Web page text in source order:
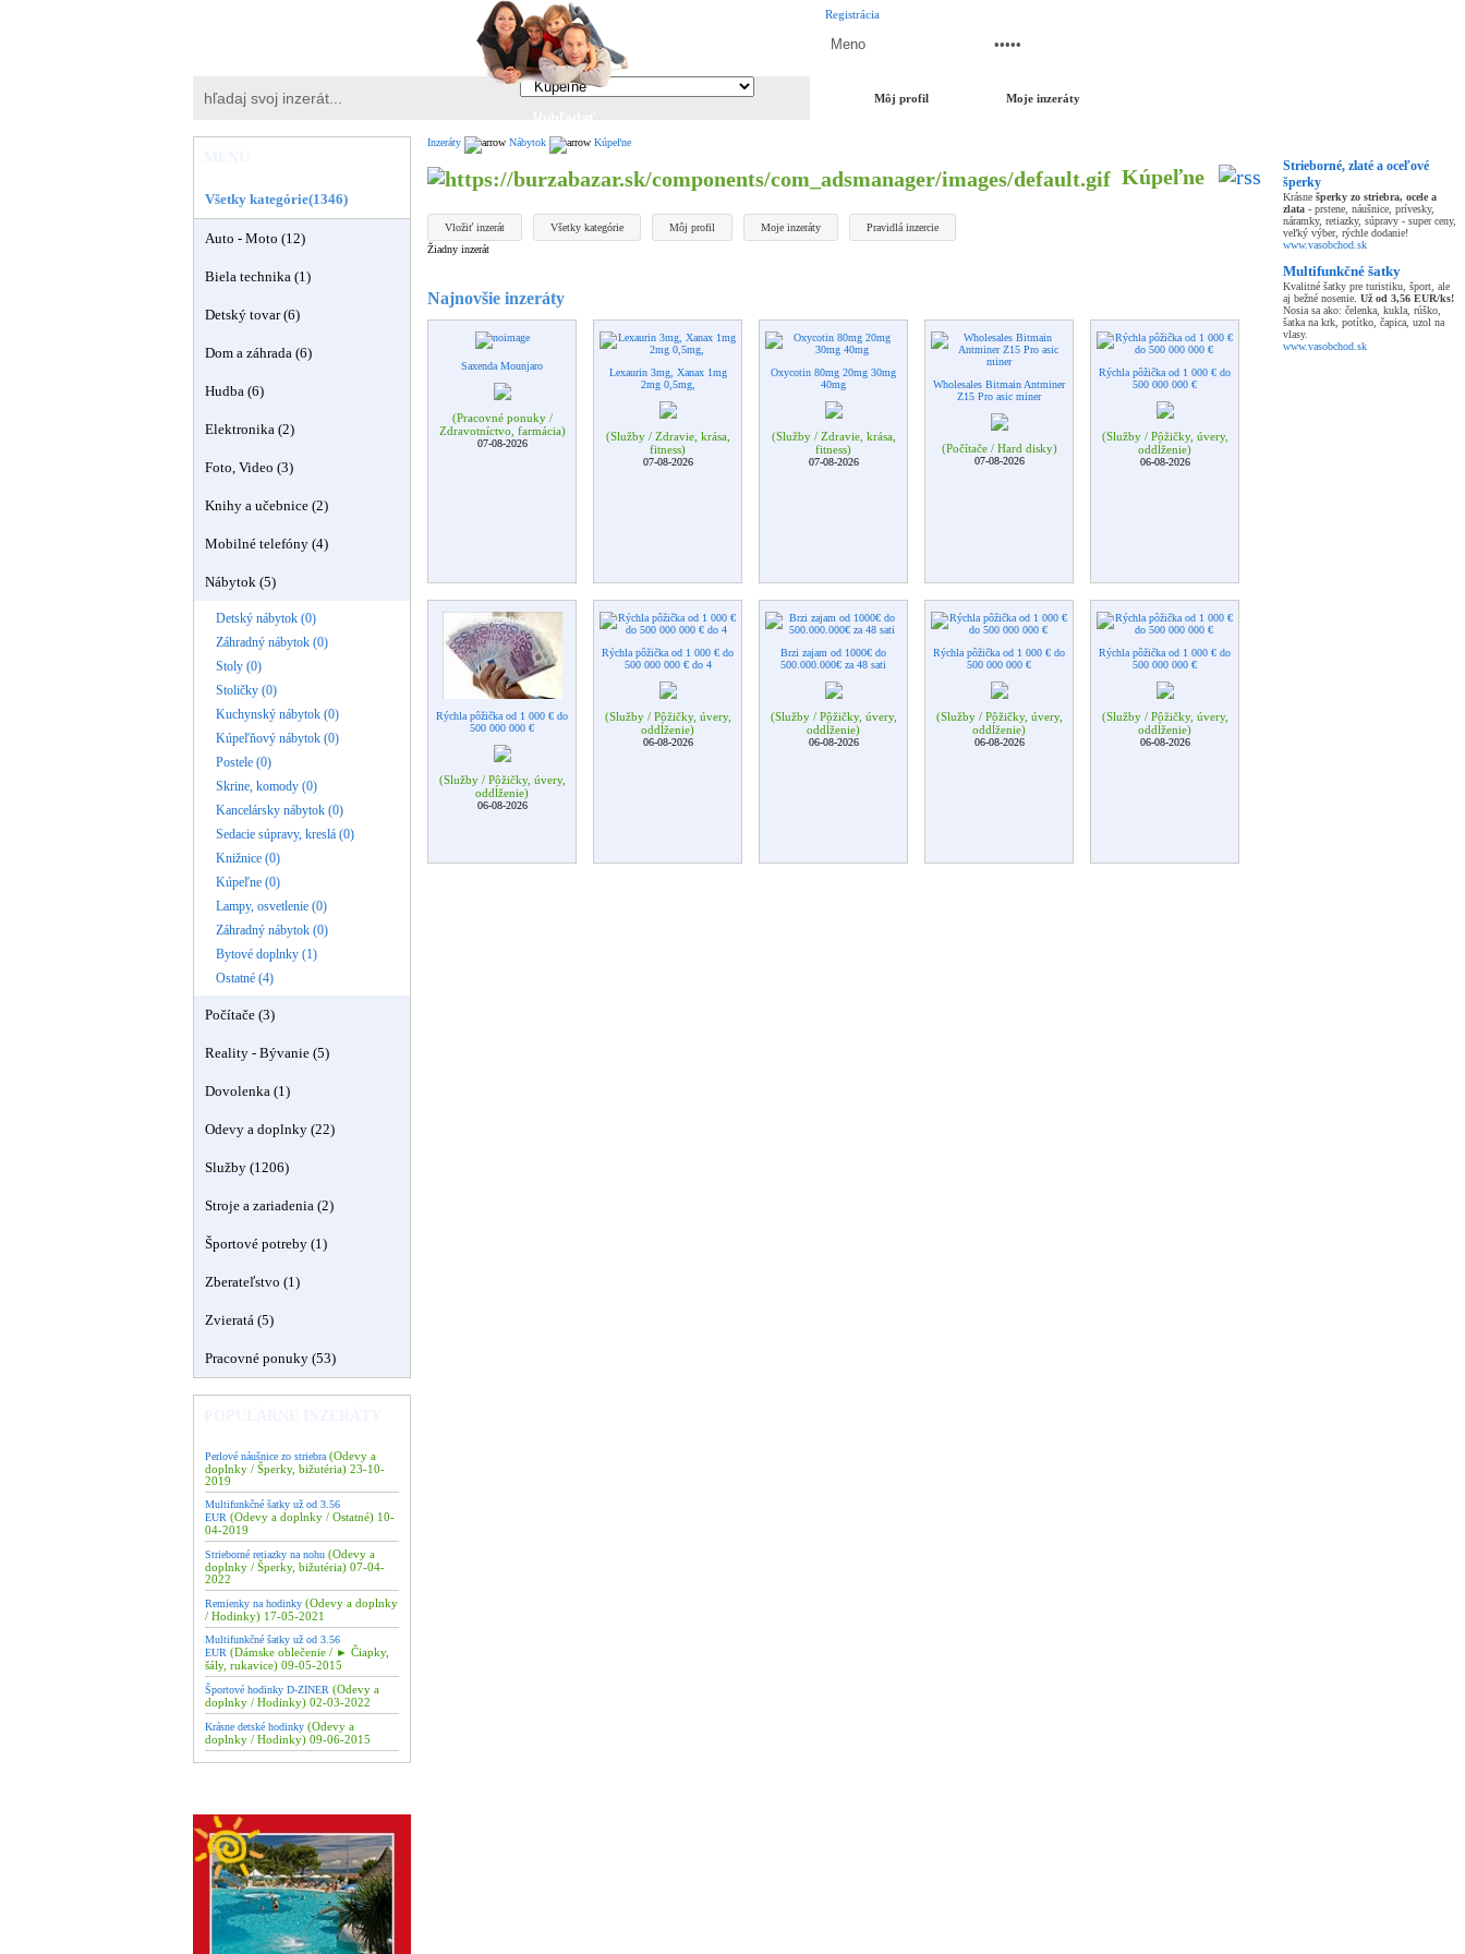
Strieborné, zlaté a oceľové
šperky
Krásne šperky zo striebra, ocele a
zlata - prstene, náušnice, prívesky,
náramky, retiazky, súpravy - super ceny,
veľký výber, rýchle dodanie!
www.vasobchod.sk
Multifunkčné šatky
Kvalitné šatky pre turistiku, šport, ale
aj bežné nosenie. Už od 3,56 EUR/ks!
Nosia sa ako: čelenka, kukla, rúško,
šatka na krk, potítko, čapica, uzol na
vlasy.
www.vasobchod.sk
Registrácia
Môj profil Moje inzeráty
Všetky kategórie(1346)
Auto - Moto (12)
Biela technika (1)
Detský tovar (6)
Dom a záhrada (6)
Hudba (6)
Elektronika (2)
Foto, Video (3)
Knihy a učebnice (2)
Mobilné telefóny (4)
Nábytok (5)
Detský nábytok (0)
Záhradný nábytok (0)
Stoly (0)
Stoličky (0)
Kuchynský nábytok (0)
Kúpeľňový nábytok (0)
Postele (0)
Skrine, komody (0)
Kancelársky nábytok (0)
Sedacie súpravy, kreslá (0)
Knižnice (0)
Kúpeľne (0)
Lampy, osvetlenie (0)
Záhradný nábytok (0)
Bytové doplnky (1)
Ostatné (4)
Počítače (3)
Reality - Bývanie (5)
Dovolenka (1)
Odevy a doplnky (22)
Služby (1206)
Stroje a zariadenia (2)
Športové potreby (1)
Zberateľstvo (1)
Zvieratá (5)
Pracovné ponuky (53)
Perlové náušnice zo striebra (Odevy a
doplnky / Šperky, bižutéria) 23-10-
2019
Multifunkčné šatky už od 3.56
EUR (Odevy a doplnky / Ostatné) 10-
04-2019
Strieborné retiazky na nohu (Odevy a
doplnky / Šperky, bižutéria) 07-04-
2022
Remienky na hodinky (Odevy a doplnky
/ Hodinky) 17-05-2021
Multifunkčné šatky už od 3.56
EUR (Dámske oblečenie / ► Čiapky,
šály, rukavice) 09-05-2015
Športové hodinky D-ZINER (Odevy a
doplnky / Hodinky) 02-03-2022
Krásne detské hodinky (Odevy a
doplnky / Hodinky) 09-06-2015
Inzeráty Nábytok Kúpeľne
Kúpeľne
Vložiť inzerát Všetky kategórie Môj profil Moje inzeráty
Pravidlá inzercie
Žiadny inzerát
Najnovšie inzeráty
Saxenda Mounjaro
(Pracovné ponuky /
Zdravotníctvo, farmácia)
07-08-2026
Lexaurin 3mg, Xanax 1mg
2mg 0,5mg,
(Služby / Zdravie, krása,
fitness)
07-08-2026
Oxycotin 80mg 20mg 30mg
40mg
(Služby / Zdravie, krása,
fitness)
07-08-2026
Wholesales Bitmain Antminer
Z15 Pro asic miner
(Počítače / Hard disky)
07-08-2026
Rýchla pôžička od 1 000 € do
500 000 000 €
(Služby / Pôžičky, úvery,
oddĺženie)
06-08-2026
Rýchla pôžička od 1 000 € do
500 000 000 €
(Služby / Pôžičky, úvery,
oddĺženie)
06-08-2026
Rýchla pôžička od 1 000 € do
500 000 000 € do 4
(Služby / Pôžičky, úvery,
oddĺženie)
06-08-2026
Brzi zajam od 1000€ do
500.000.000€ za 48 sati
(Služby / Pôžičky, úvery,
oddĺženie)
06-08-2026
Rýchla pôžička od 1 000 € do
500 000 000 €
(Služby / Pôžičky, úvery,
oddĺženie)
06-08-2026
Rýchla pôžička od 1 000 € do
500 000 000 €
(Služby / Pôžičky, úvery,
oddĺženie)
06-08-2026